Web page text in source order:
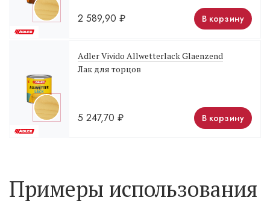
2 589,90 ₽ В корзину
Adler Vivido Allwetterlack Glaenzend
Лак для торцов
5 247,70 ₽ В корзину
Примеры использования